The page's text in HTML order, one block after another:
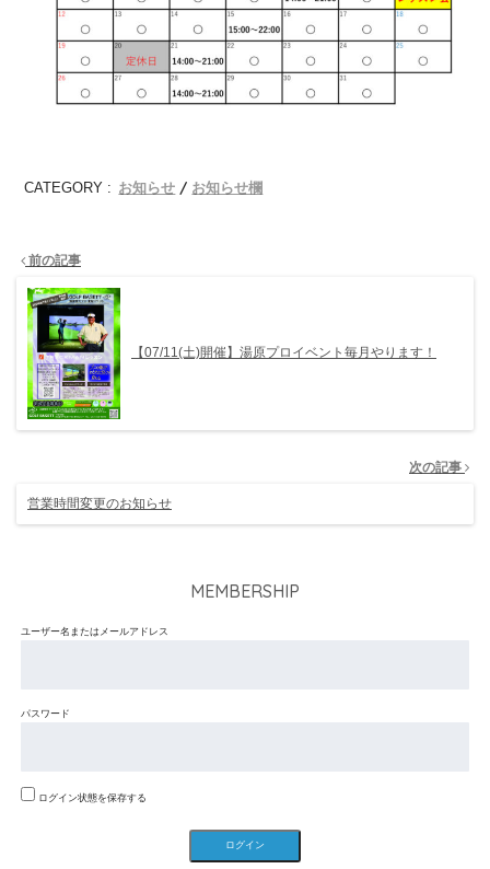
CATEGORY : お知らせ お知らせ欄
前の記事
【07/11(土)開催】湯原プロイベント毎月やります！
次の記事
営業時間変更のお知らせ
MEMBERSHIP
ユーザー名またはメールアドレス
パスワード
ログイン状態を保存する